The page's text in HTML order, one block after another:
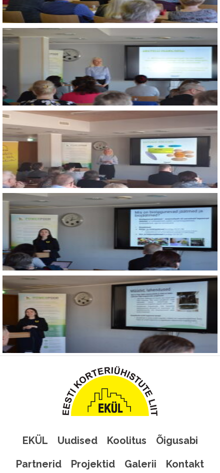
EKÜL Uudised Koolitus
Õigusabi
Partnerid
Projektid Galerii Kontakt